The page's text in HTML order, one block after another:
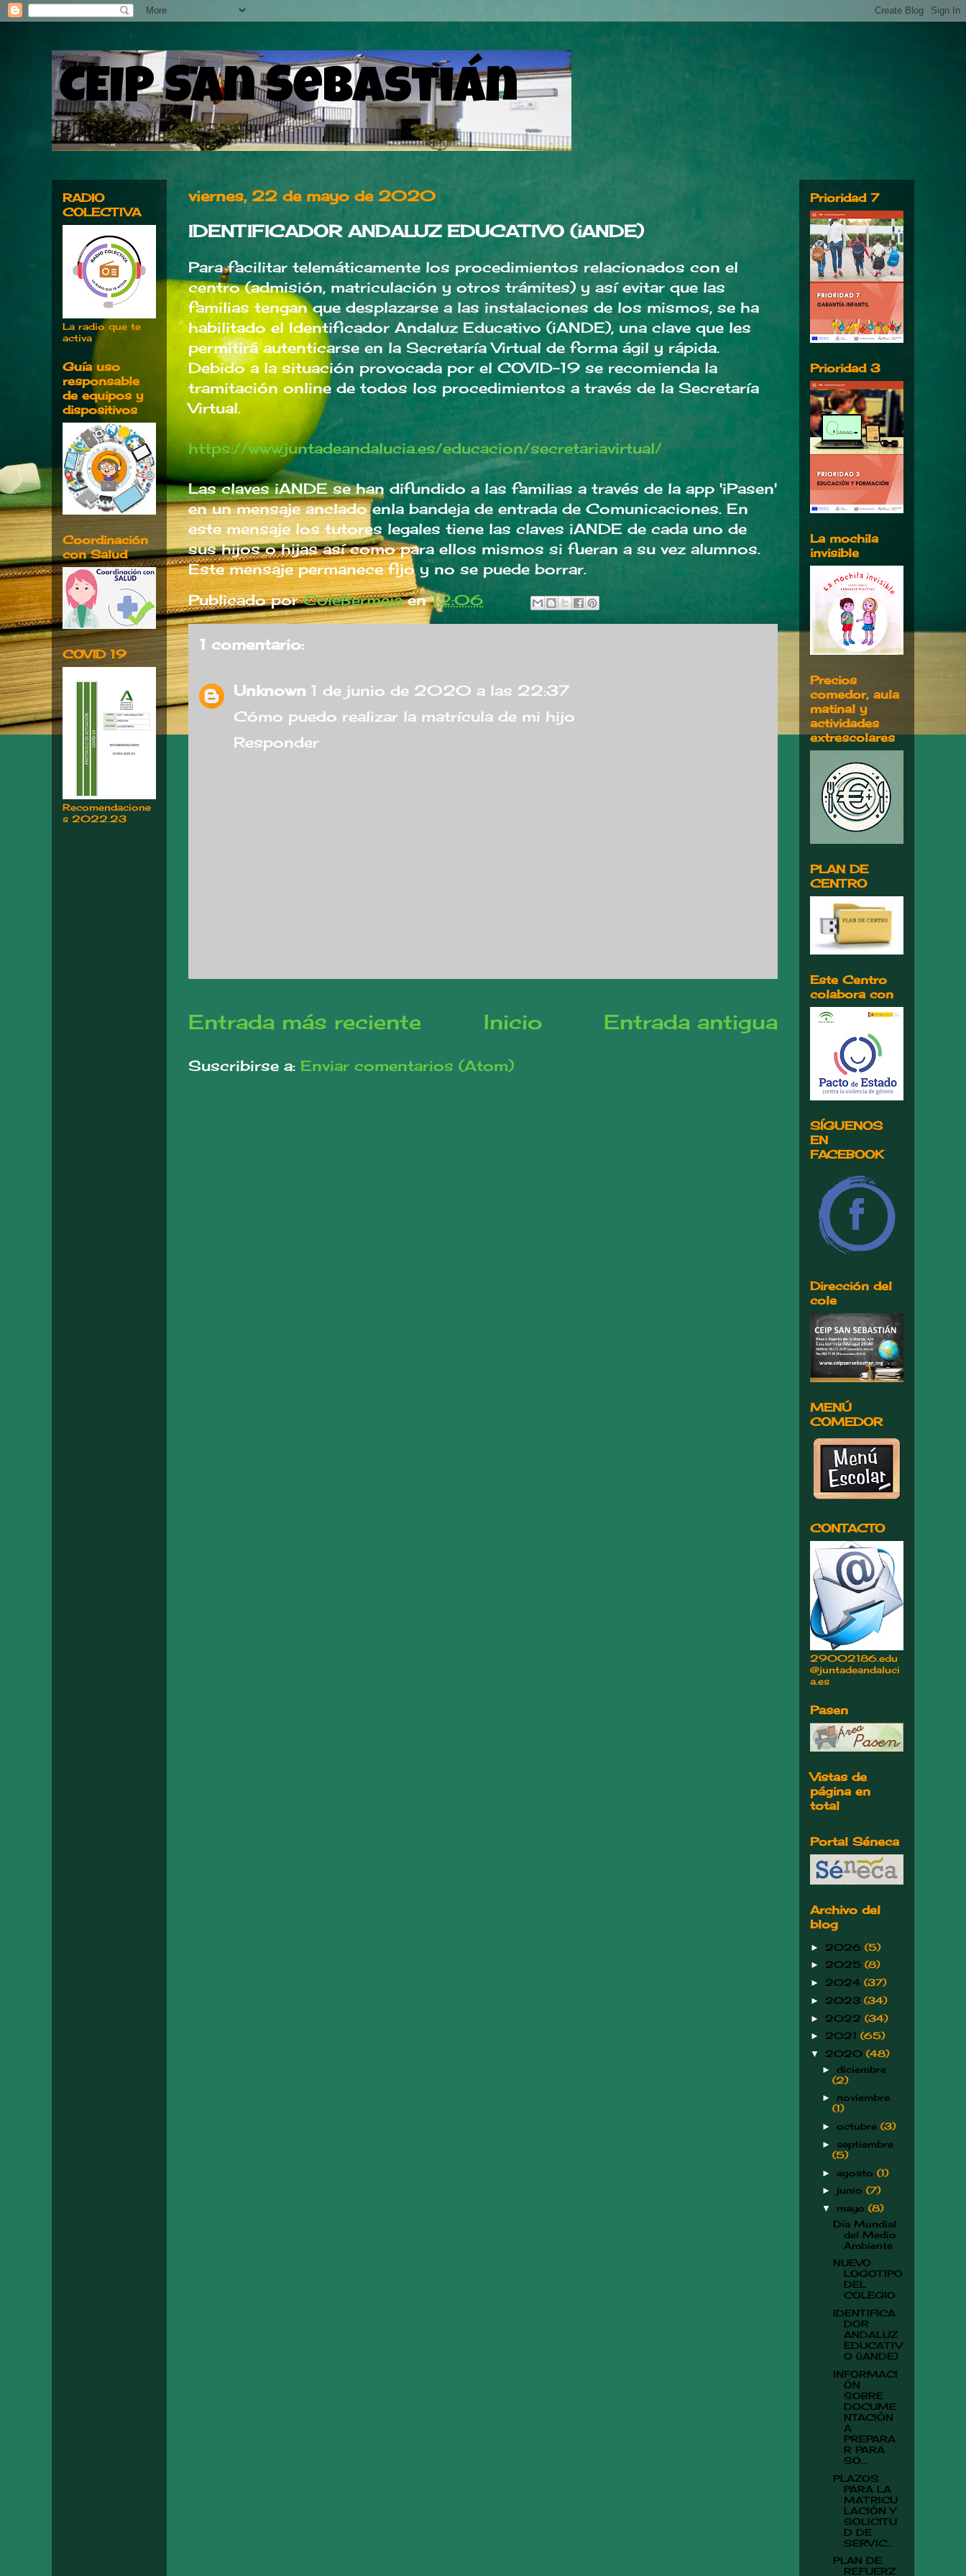
CEIP San Sebastián
viernes, 22 de mayo de 2020
IDENTIFICADOR ANDALUZ EDUCATIVO (iANDE)
Para facilitar telemáticamente los procedimientos relacionados con el
centro (admisión, matriculación y otros trámites) y así evitar que las
familias tengan que desplazarse a las instalaciones de los mismos, se ha
habilitado el Identificador Andaluz Educativo (iANDE), una clave que les
permitirá autenticarse en la Secretaría Virtual de forma ágil y rápida.
Debido a la situación provocada por el COVID-19 se recomienda la
tramitación online de todos los procedimientos a través de la Secretaría
Virtual.
https://www.juntadeandalucia.es/educacion/secretariavirtual/
Las claves iANDE se han difundido a las familias a través de la app 'iPasen'
en un mensaje anclado enla bandeja de entrada de Comunicaciones. En
este mensaje los tutores legales tiene las claves iANDE de cada uno de
sus hijos o hijas así como para ellos mismos si fueran a su vez alumnos.
Este mensaje permanece fijo y no se puede borrar.
Publicado porColeBermeja en12:06
1 comentario:
Unknown 1 de junio de 2020 a las 22:37
Cómo puedo realizar la matrícula de mi hijo
Responder
Entrada más reciente Entrada antigua
Inicio
Suscribirse a: Enviar comentarios (Atom)
RADIO
COLECTIVA
La radio que te
activa
Guía uso
responsable
de equipos y
dispositivos
Coordinación
con Salud
COVID 19
Recomendacione
s 2022.23
Prioridad 7
Prioridad 3
La mochila
invisible
Precios
comedor, aula
matinal y
actividades
extrescolares
PLAN DE
CENTRO
Este Centro
colabora con
SÍGUENOS
EN
FACEBOOK
Dirección del
cole
MENÚ
COMEDOR
CONTACTO
29002186.edu
@juntadeandaluci
a.es
Pasen
Vistas de
página en
total
Portal Séneca
Archivo del
blog
► 2026 (5)
► 2025 (8)
► 2024 (37)
► 2023 (34)
► 2022 (34)
► 2021 (65)
▼ 2020 (48)
► diciembre
(2)
► noviembre
(1)
► octubre (3)
► septiembre
(5)
► agosto (1)
► junio (7)
▼ mayo (8)
Día Mundial
del Medio
Ambiente
NUEVO
LOGOTIPO
DEL
COLEGIO
IDENTIFICA
DOR
ANDALUZ
EDUCATIV
O (iANDE)
INFORMACI
ÓN
SOBRE
DOCUME
NTACIÓN
A
PREPARA
R PARA
SO...
PLAZOS
PARA LA
MATRICU
LACIÓN Y
SOLICITU
D DE
SERVIC...
PLAN DE
REFUERZ